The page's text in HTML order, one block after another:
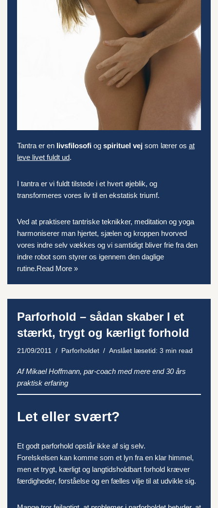
Tantra er en livsfilosofi og spirituel vej som lærer os at
leve livet fuldt ud.
I tantra er vi fuldt tilstede i et hvert øjeblik, og
transformeres vores liv til en ekstatisk triumf.
Ved at praktisere tantriske teknikker, meditation og yoga
harmoniserer man hjertet, sjælen og kroppen hvorved
vores indre selv vækkes og vi samtidigt bliver frie fra den
indre robot som styrer os igennem den daglige
rutine.Read More »
Parforhold – sådan skaber I et
stærkt, trygt og kærligt forhold
21/09/2011 Parforholdet Anslået læsetid: 3 min read
Af Mikael Hoffmann, par-coach med mere end 30 års
praktisk erfaring
Let eller svært?
Et godt parforhold opstår ikke af sig selv.
Forelskelsen kan komme som et lyn fra en klar himmel,
men et trygt, kærligt og langtidsholdbart forhold kræver
færdigheder, forståelse og en fælles vilje til at udvikle sig.